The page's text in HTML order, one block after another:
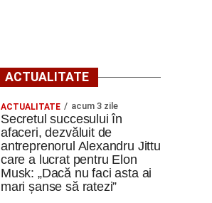
ACTUALITATE
ACTUALITATE acum 3 zile
Secretul succesului în
afaceri, dezvăluit de
antreprenorul Alexandru Jittu
care a lucrat pentru Elon
Musk: „Dacă nu faci asta ai
mari șanse să ratezi”